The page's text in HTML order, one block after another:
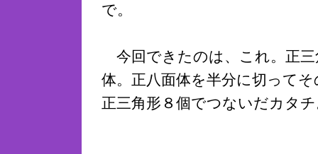
で。
今回できたのは、これ。正三
体。正八面体を半分に切って
正三角形８個でつないだカタ